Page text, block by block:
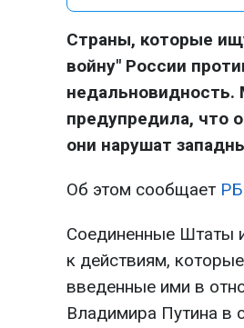
Страны, которые
войну" России
предупредила, что
они нарушат
Об этом сообщает
Соединенные Штаты
к действиям,
введенные ими в
Владимира Путина в